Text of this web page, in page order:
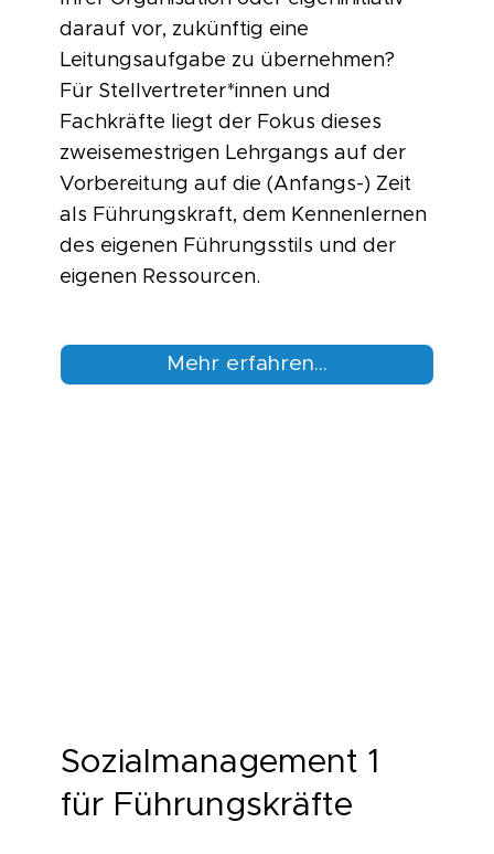
darauf vor, zukünftig eine
Leitungsaufgabe zu übernehmen?
Für Stellvertreter*innen und
Fachkräfte liegt der Fokus dieses
zweisemestrigen Lehrgangs auf der
Vorbereitung auf die (Anfangs-) Zeit
als Führungskraft, dem Kennenlernen
des eigenen Führungsstils und der
eigenen Ressourcen.
Mehr erfahren...
Sozialmanagement 1
für Führungskräfte